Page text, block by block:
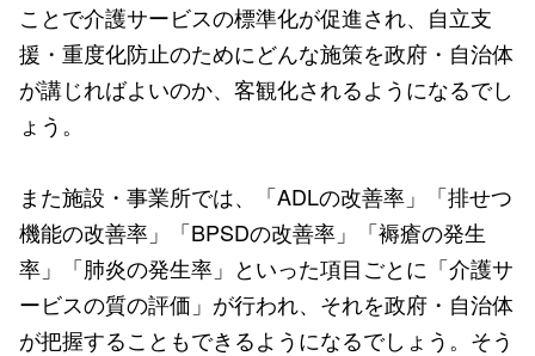
ことで介護サービスの標準化が促進され、自立支
援・重度化防止のためにどんな施策を政府・自治体
が講じればよいのか、客観化されるようになるでし
ょう。
また施設・事業所では、「ADLの改善率」「排せつ
機能の改善率」「BPSDの改善率」「褥瘡の発生
率」「肺炎の発生率」といった項目ごとに「介護サ
ービスの質の評価」が行われ、それを政府・自治体
が把握することもできるようになるでしょう。そう